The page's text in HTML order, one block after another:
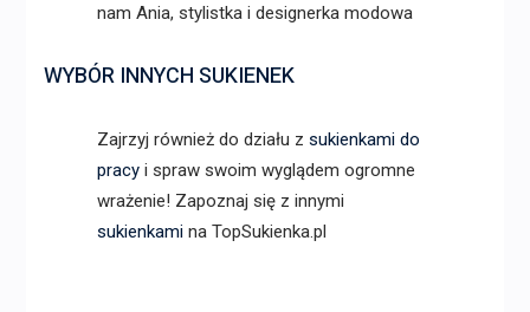
nam Ania, stylistka i designerka modowa
WYBÓR INNYCH SUKIENEK
Zajrzyj również do działu z sukienkami do
pracyi spraw swoim wyglądem ogromne
wrażenie! Zapoznaj się z innymi
sukienkamina TopSukienka.pl